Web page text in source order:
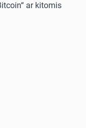
ar kitomis